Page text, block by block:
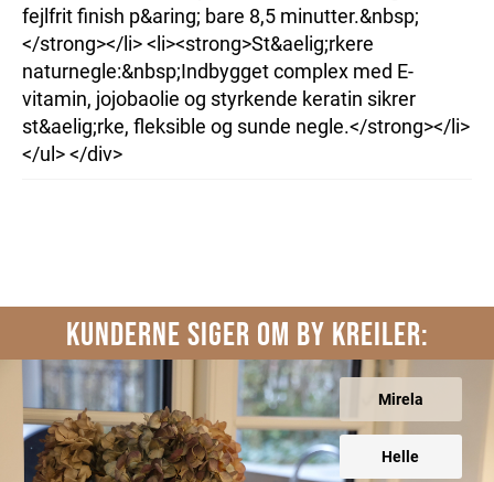
fejlfrit finish p&aring; bare 8,5 minutter.&nbsp;
</strong></li> <li><strong>St&aelig;rkere
naturnegle:&nbsp;Indbygget complex med E-
vitamin, jojobaolie og styrkende keratin sikrer
st&aelig;rke, fleksible og sunde negle.</strong></li>
</ul> </div>
KUNDERNE SIGER OM BY KREILER:
Mirela
Helle